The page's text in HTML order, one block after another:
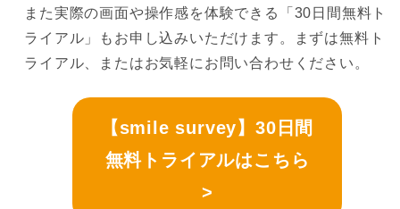
また実際の画面や操作感を体験できる「30日間無料ト
ライアル」もお申し込みいただけます。まずは無料ト
ライアル、またはお気軽にお問い合わせください。
【smile survey】30日間
無料トライアルはこちら
>